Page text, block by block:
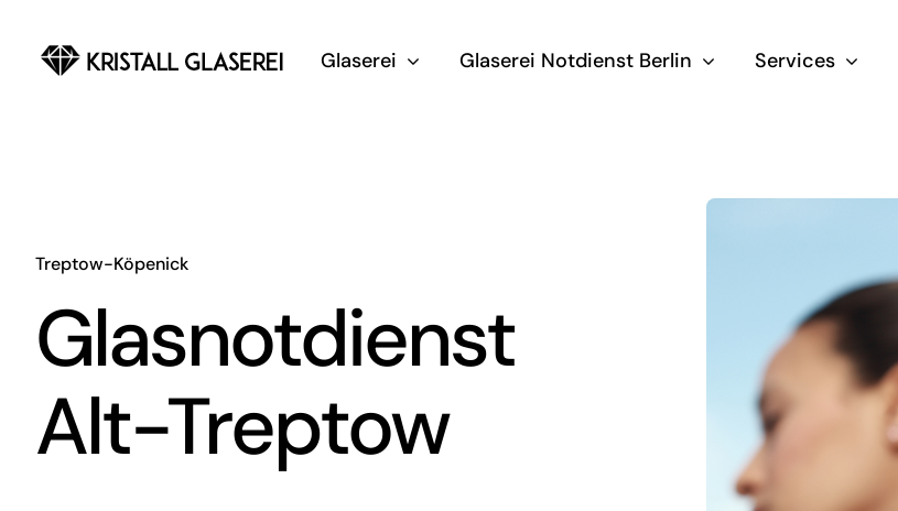
Inhalt
Glaserei Glaserei Notdienst Berlin Services
Treptow-Köpenick
Glasnotdienst
Alt-Treptow